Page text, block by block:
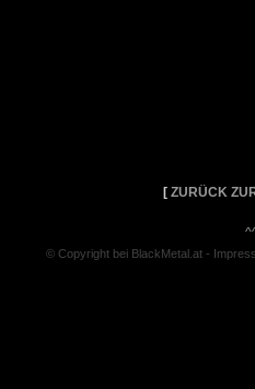
[ ZURÜCK
© Copyright bei BlackMetal.at -